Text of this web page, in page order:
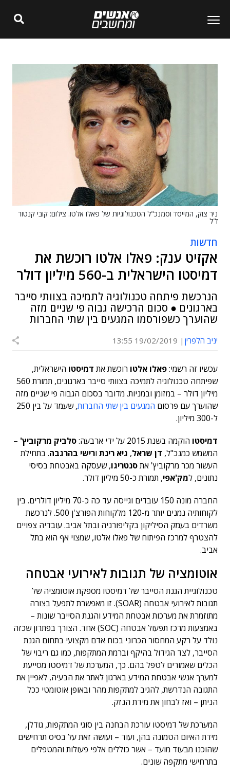
ניר צוק, המייסד וסמנכ"ל הטכנולוגיות של פאלו אלטו. צילום: קובי קנטור
ז"ל
חדשות
אקזיט ענק: פאלו אלטו רוכשת את
דמיסטו הישראלית ב-560 מיליון דולר
הנרכשת פיתחה טכנולוגיה לתמיכה בצוותי סייבר
בארגונים ● סכום הרכישה גבוה פי שניים מזה
שהוערך כשפורסמו המגעים בין שתי החברות
יניב הלפרין 19/02/2019 13:55
עכשיו זה רשמי:פאלו אלטו רוכשת את דמיסטו הישראלית,
שפיתחה טכנולוגיה לתמיכה בצוותי סייבר בארגונים, תמורת 560
מיליון דולר – במזומן ובמניות. מדובר בסכום הגבוה פי שניים מזה
שהוערך עם פרסום המגעים בין שתי החברות
, שעמד על בין 250
ל-300 מיליון.
דמיסטו הוקמה בשנת 2015 על ידי ארבעה: סלביק מרקוביץ' –
המשמש כמנכ"ל, דן שראל, גיא רינת ורישי בהרגבה. בתחילת
העשור מכר מרקוביץ' אתסנטריגו, שעסקה באבטחת בסיסי
נתונים, למק'אפי, תמורת כ-50 מיליון דולר.
החברה מונה 150 עובדים וגייסה עד כה כ-70 מיליון דולרים. בין
לקוחותיה נמנים יותר מ-120 מלקוחות הפורצ'ן 500. לנרכשת
משרדים בעמק הסיליקון בקליפורניה ובתל אביב. עובדיה צפויים
להצטרף למרכז הפיתוח של פאלו אלטו, שמצוי אף הוא בתל
אביב.
אוטומציה של תגובות לאירועי אבטחה
טכנולוגיית הגנת הסייבר של דמיסטו מספקת אוטומציה של
תגובות לאירועי אבטחה (SOAR). זו מאפשרת לתפעל בצורה
מתוזמרת את מערכות אבטחת המידע והגנת הסייבר שונות –
באמצעות מרכז תפעול אבטחה (SOC) אחד. הצורך בפתרון שכזה
נולד על רקע המחסור הכרוני בכוח אדם מקצועי בתחום הגנת
הסייבר, לצד הגידול בהיקף וברמת המתקפות, כמו גם ריבוי של
הכלים שאמורים לטפל בהם. כך, המערכת של דמיסטו מסייעת
למערך אנשי אבטחת המידע בארגון לאתר את הבעיה, לאפיין את
התגובה הנדרשת, להגיב למתקפות מהר ובאופן אוטומטי ככל
הניתן – ואז לבחון את מידת הנזק.
המערכת של דמיסטו עורכת הבחנה בין סוגי המתקפות, גודלן,
מידת האיום הטמונה בהן, ועוד – ועושה זאת על בסיס תרחישים
שהוכנו מבעוד מועד – אשר כוללים אלפי פעולות והמטפלים
בתרחישי מתקפה שונים.